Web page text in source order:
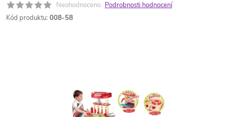
Neohodnoceno Podrobnosti hodnocení
Kód produktu: 008-58